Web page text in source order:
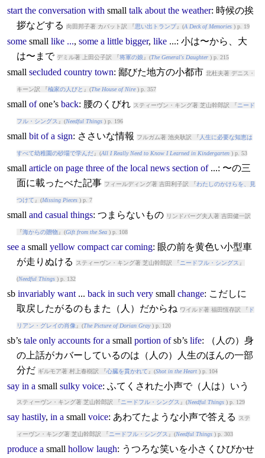
start the conversation with small talk about the weather: 時候の挨
拶などする 向田邦子著 カバット訳 『思い出トランプ』(A Deck of Memories) p. 19
some small like ..., some a little bigger, like...: 小は〜から、大
は〜まで デミル著 上田公子訳 『将軍の娘 』(The General's Daughter) p. 215
small secluded country town: 鄙びた地方の小都市 北杜夫著 デニス・
キーン訳 『楡家の人びと 』(The House of Nire) p. 357
small ofone’s back: 腰のくびれ スティーヴン・キング著 芝山幹郎訳 『 ニード
フル・シングス 』(Needful Things) p. 196
small bit of a sign: ささいな情報 フルガム著 池央耿訳 『 人生に必要な知恵は
すべて幼稚園の砂場で学んだ』(All I Really Need to Know I Learned in Kindergarten) p. 53
small article on page three of the local news section of...: 〜の三
面に載ったべた記事 フィールディング著 吉田利子訳 『わたしのかけらを、見
つけて 』(Missing Pieces) p. 7
small and casual things: つまらないもの リンドバーグ夫人著 吉田健一訳
『海からの贈物』(Gift from the Sea) p. 108
see a small yellow compact car coming: 眼の前を黄色い小型車
が走りぬける
スティーヴン・キング著 芝山幹郎訳 『 ニードフル・シングス 』
(Needful Things) p. 132
sb invariably want... back in such very small change: こだしに
取戻したがるのもまた（人）だからね ワイルド著 福田恆存訳 『 ド
リアン・グレイの肖像 』(The Picture of Dorian Gray) p. 120
sb’s tale only accounts for a small portion ofsb’s life: （人の）身
の上話がカバーしているのは（人の）人生のほんの一部
分だ ギルモア著 村上春樹訳 『心臓を貫かれて 』(Shot in the Heart) p. 104
say in a small sulky voice: ふてくされた小声で（人は）いう
スティーヴン・キング著 芝山幹郎訳 『 ニードフル・シングス 』(Needful Things) p. 129
say hastily, in a small voice: あわてたような小声で答える ステ
ィーヴン・キング著 芝山幹郎訳 『 ニードフル・シングス 』(Needful Things) p. 303
produce a small hollow laugh: うつろな笑いを小さくひびかせ